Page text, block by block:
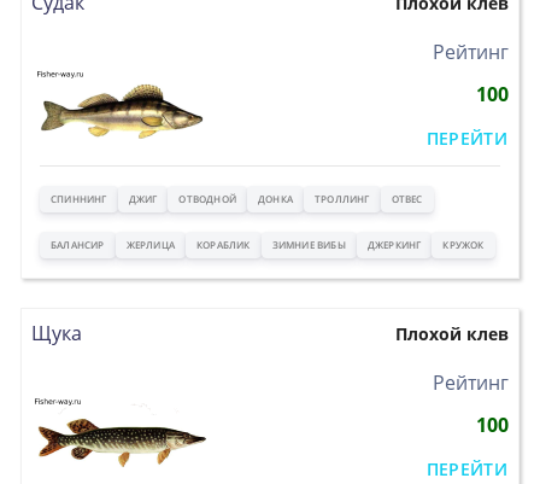
Рейтинг
100
ПЕРЕЙТИ
СПИННИНГ ДЖИГ ОТВОДНОЙ ДОНКА ТРОЛЛИНГ ОТВЕС
БАЛАНСИР ЖЕРЛИЦА КОРАБЛИК ЗИМНИЕ ВИБЫ ДЖЕРКИНГ КРУЖОК
Щука Плохой клев
Рейтинг
100
ПЕРЕЙТИ